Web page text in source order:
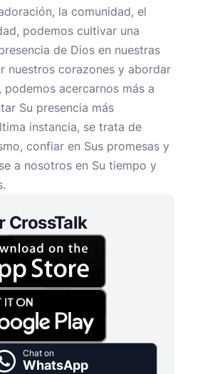
la comunidad, el
podemos cultivar una
de Dios en nuestras
nuestros corazones y abordar
podemos acercarnos más a
Su presencia más
instancia, se trata de
confiar en Sus promesas y
a nosotros en Su tiempo y
CrossTalk
Chat on
WhatsApp